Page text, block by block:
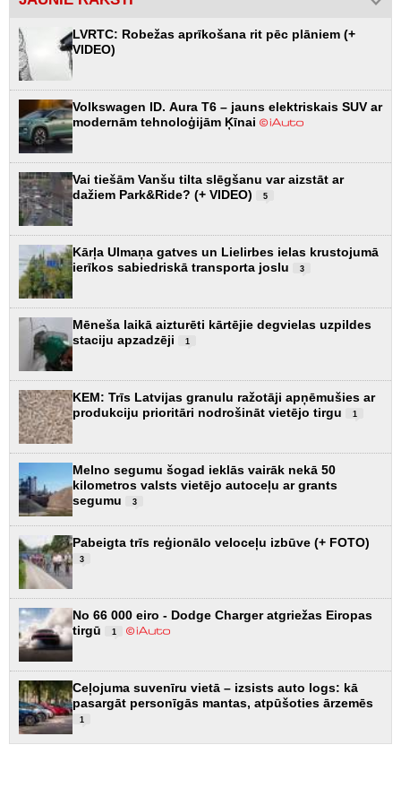
LVRTC: Robežas aprīkošana rit pēc plāniem (+
VIDEO)
Volkswagen ID. Aura T6 – jauns elektriskais SUV ar
modernām tehnoloģijām Ķīnai
Vai tiešām Vanšu tilta slēgšanu var aizstāt ar
dažiem Park&Ride? (+ VIDEO)
5
Kārļa Ulmaņa gatves un Lielirbes ielas krustojumā
ierīkos sabiedriskā transporta joslu
3
Mēneša laikā aizturēti kārtējie degvielas uzpildes
staciju apzadzēji
1
KEM: Trīs Latvijas granulu ražotāji apņēmušies ar
produkciju prioritāri nodrošināt vietējo tirgu
1
Melno segumu šogad ieklās vairāk nekā 50
kilometros valsts vietējo autoceļu ar grants
segumu
3
Pabeigta trīs reģionālo veloceļu izbūve (+ FOTO)
3
No 66 000 eiro - Dodge Charger atgriežas Eiropas
tirgū
1
Ceļojuma suvenīru vietā – izsists auto logs: kā
pasargāt personīgās mantas, atpūšoties ārzemēs
1